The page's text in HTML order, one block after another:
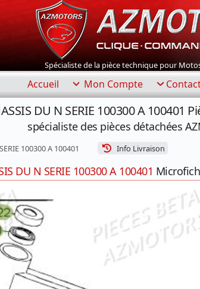
Spécialiste de la pièce technique pour
Accueil Mon Compte
DU N SERIE 100300 A 100401
spécialiste des pièces détachées
100300 A 100401 Info Livraison
DU N SERIE 100300 A 100401